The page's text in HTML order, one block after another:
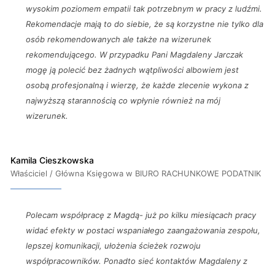
wysokim poziomem empatii tak potrzebnym w pracy z ludźmi.
Rekomendacje mają to do siebie, że są korzystne nie tylko dla
osób rekomendowanych ale także na wizerunek
rekomendującego. W przypadku Pani Magdaleny Jarczak
mogę ją polecić bez żadnych wątpliwości albowiem jest
osobą profesjonalną i wierzę, że każde zlecenie wykona z
najwyższą starannością co wpłynie również na mój
wizerunek.
Kamila Cieszkowska
Właściciel / Główna Księgowa w BIURO RACHUNKOWE PODATNIK
Polecam współpracę z Magdą- już po kilku miesiącach pracy
widać efekty w postaci wspaniałego zaangażowania zespołu,
lepszej komunikacji, ułożenia ścieżek rozwoju
współpracowników. Ponadto sieć kontaktów Magdaleny z